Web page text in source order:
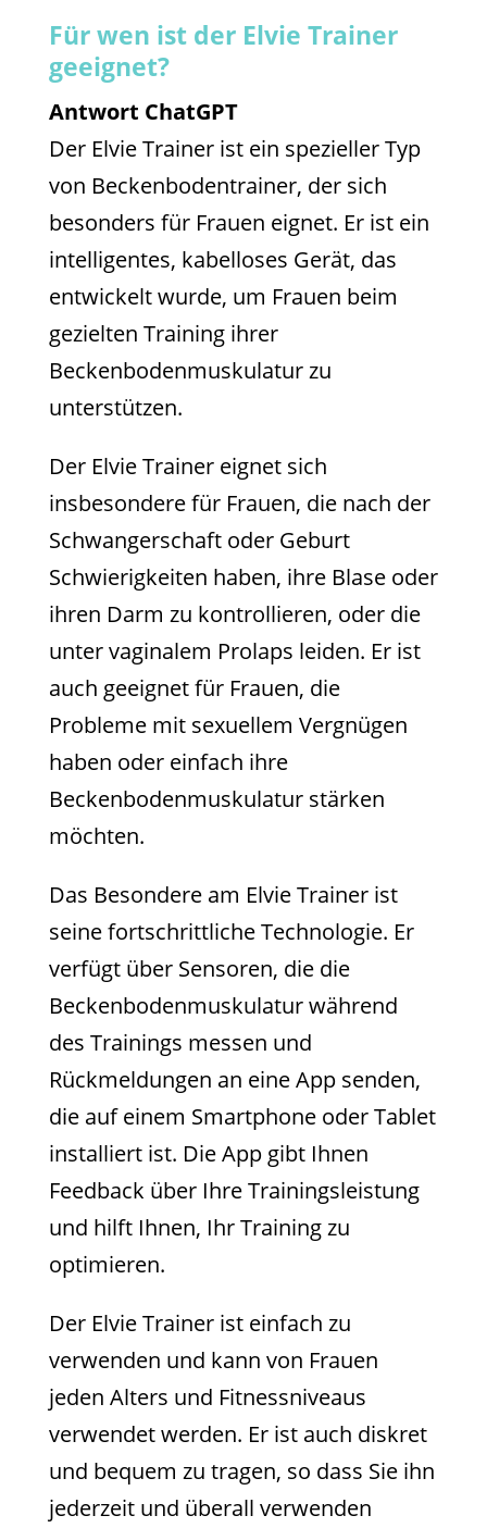
Für wen ist der Elvie Trainer
geeignet?
Antwort ChatGPT
Der Elvie Trainer ist ein spezieller Typ
von Beckenbodentrainer, der sich
besonders für Frauen eignet. Er ist ein
intelligentes, kabelloses Gerät, das
entwickelt wurde, um Frauen beim
gezielten Training ihrer
Beckenbodenmuskulatur zu
unterstützen.
Der Elvie Trainer eignet sich
insbesondere für Frauen, die nach der
Schwangerschaft oder Geburt
Schwierigkeiten haben, ihre Blase oder
ihren Darm zu kontrollieren, oder die
unter vaginalem Prolaps leiden. Er ist
auch geeignet für Frauen, die
Probleme mit sexuellem Vergnügen
haben oder einfach ihre
Beckenbodenmuskulatur stärken
möchten.
Das Besondere am Elvie Trainer ist
seine fortschrittliche Technologie. Er
verfügt über Sensoren, die die
Beckenbodenmuskulatur während
des Trainings messen und
Rückmeldungen an eine App senden,
die auf einem Smartphone oder Tablet
installiert ist. Die App gibt Ihnen
Feedback über Ihre Trainingsleistung
und hilft Ihnen, Ihr Training zu
optimieren.
Der Elvie Trainer ist einfach zu
verwenden und kann von Frauen
jeden Alters und Fitnessniveaus
verwendet werden. Er ist auch diskret
und bequem zu tragen, so dass Sie ihn
jederzeit und überall verwenden